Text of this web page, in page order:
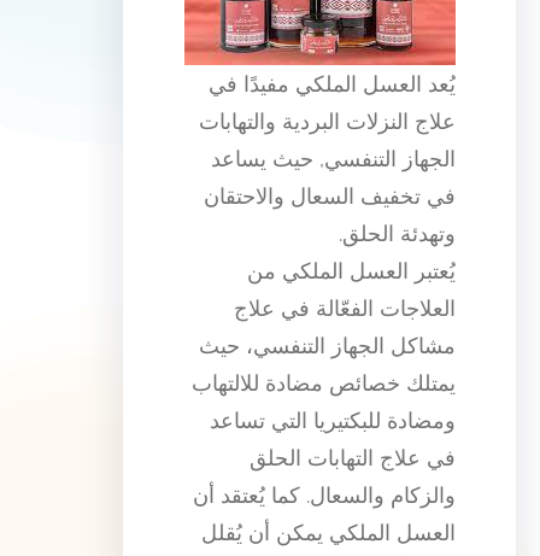
يُعد العسل الملكي مفيدًا في
علاج النزلات البردية والتهابات
الجهاز التنفسي, حيث يساعد
في تخفيف السعال والاحتقان
وتهدئة الحلق.
يُعتبر العسل الملكي من
العلاجات الفعّالة في علاج
مشاكل الجهاز التنفسي، حيث
يمتلك خصائص مضادة للالتهاب
ومضادة للبكتيريا التي تساعد
في علاج التهابات الحلق
والزكام والسعال. كما يُعتقد أن
العسل الملكي يمكن أن يُقلل